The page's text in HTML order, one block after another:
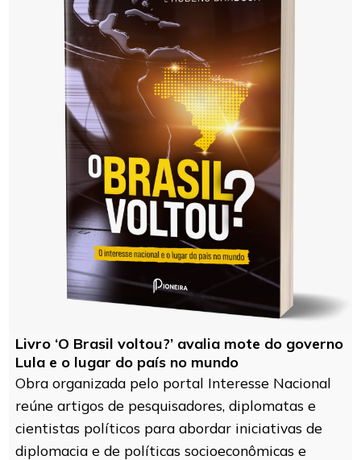
Livro ‘O Brasil voltou?’ avalia mote do governo
Lula e o lugar do país no mundo
Obra organizada pelo portal Interesse Nacional
reúne artigos de pesquisadores, diplomatas e
cientistas políticos para abordar iniciativas de
diplomacia e de políticas socioeconômicas e